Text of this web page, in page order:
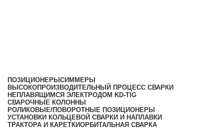
ПОЗИЦИОНЕРЫ СИММЕРЫ
ВЫСОКОПРОИЗВОДИТЕЛЬНЫЙ ПРОЦЕСС СВАРКИ
НЕПЛАВЯЩИМСЯ ЭЛЕКТРОДОМ KD-TIG
СВАРОЧНЫЕ КОЛОННЫ
РОЛИКОВЫЕ/ПОВОРОТНЫЕ ПОЗИЦИОНЕРЫ
УСТАНОВКИ КОЛЬЦЕВОЙ СВАРКИ И НАПЛАВКИ
ТРАКТОРА И КАРЕТКИОРБИТАЛЬНАЯ СВАРКА